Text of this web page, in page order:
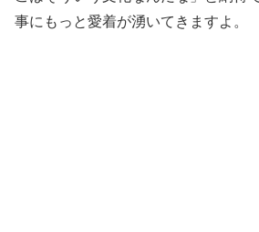
事にもっと愛着が湧いてきますよ。